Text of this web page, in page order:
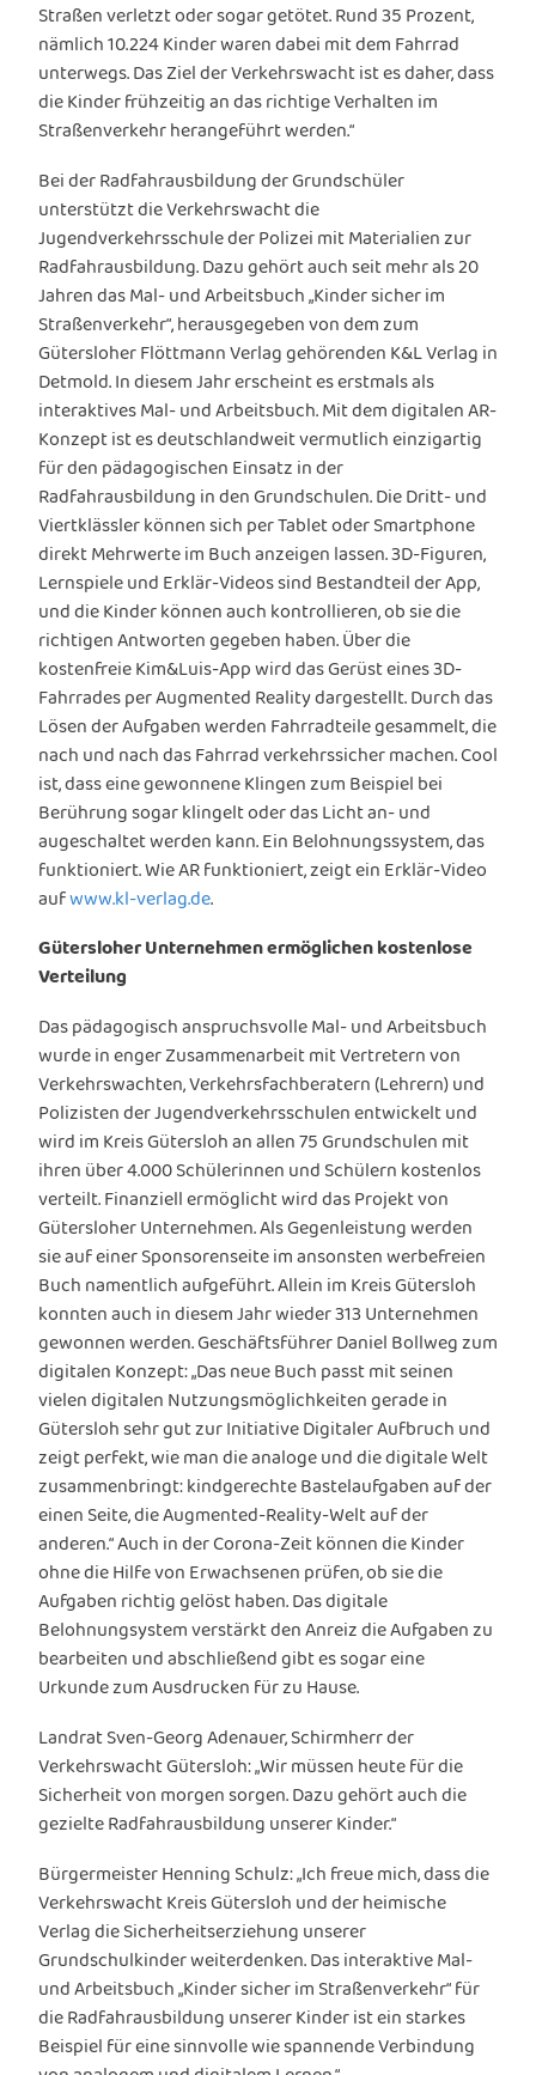
Straßen verletzt oder sogar getötet. Rund 35 Prozent,
nämlich 10.224 Kinder waren dabei mit dem Fahrrad
unterwegs. Das Ziel der Verkehrswacht ist es daher, dass
die Kinder frühzeitig an das richtige Verhalten im
Straßenverkehr herangeführt werden.“
Bei der Radfahrausbildung der Grundschüler
unterstützt die Verkehrswacht die
Jugendverkehrsschule der Polizei mit Materialien zur
Radfahrausbildung. Dazu gehört auch seit mehr als 20
Jahren das Mal- und Arbeitsbuch „Kinder sicher im
Straßenverkehr“, herausgegeben von dem zum
Gütersloher Flöttmann Verlag gehörenden K&L Verlag in
Detmold. In diesem Jahr erscheint es erstmals als
interaktives Mal- und Arbeitsbuch. Mit dem digitalen AR-
Konzept ist es deutschlandweit vermutlich einzigartig
für den pädagogischen Einsatz in der
Radfahrausbildung in den Grundschulen. Die Dritt- und
Viertklässler können sich per Tablet oder Smartphone
direkt Mehrwerte im Buch anzeigen lassen. 3D-Figuren,
Lernspiele und Erklär-Videos sind Bestandteil der App,
und die Kinder können auch kontrollieren, ob sie die
richtigen Antworten gegeben haben. Über die
kostenfreie Kim&Luis-App wird das Gerüst eines 3D-
Fahrrades per Augmented Reality dargestellt. Durch das
Lösen der Aufgaben werden Fahrradteile gesammelt, die
nach und nach das Fahrrad verkehrssicher machen. Cool
ist, dass eine gewonnene Klingen zum Beispiel bei
Berührung sogar klingelt oder das Licht an- und
augeschaltet werden kann. Ein Belohnungssystem, das
funktioniert. Wie AR funktioniert, zeigt ein Erklär-Video
aufwww.kl-verlag.de.
Gütersloher Unternehmen ermöglichen kostenlose
Verteilung
Das pädagogisch anspruchsvolle Mal- und Arbeitsbuch
wurde in enger Zusammenarbeit mit Vertretern von
Verkehrswachten, Verkehrsfachberatern (Lehrern) und
Polizisten der Jugendverkehrsschulen entwickelt und
wird im Kreis Gütersloh an allen 75 Grundschulen mit
ihren über 4.000 Schülerinnen und Schülern kostenlos
verteilt. Finanziell ermöglicht wird das Projekt von
Gütersloher Unternehmen. Als Gegenleistung werden
sie auf einer Sponsorenseite im ansonsten werbefreien
Buch namentlich aufgeführt. Allein im Kreis Gütersloh
konnten auch in diesem Jahr wieder 313 Unternehmen
gewonnen werden. Geschäftsführer Daniel Bollweg zum
digitalen Konzept: „Das neue Buch passt mit seinen
vielen digitalen Nutzungsmöglichkeiten gerade in
Gütersloh sehr gut zur Initiative Digitaler Aufbruch und
zeigt perfekt, wie man die analoge und die digitale Welt
zusammenbringt: kindgerechte Bastelaufgaben auf der
einen Seite, die Augmented-Reality-Welt auf der
anderen.“ Auch in der Corona-Zeit können die Kinder
ohne die Hilfe von Erwachsenen prüfen, ob sie die
Aufgaben richtig gelöst haben. Das digitale
Belohnungsystem verstärkt den Anreiz die Aufgaben zu
bearbeiten und abschließend gibt es sogar eine
Urkunde zum Ausdrucken für zu Hause.
Landrat Sven-Georg Adenauer, Schirmherr der
Verkehrswacht Gütersloh: „Wir müssen heute für die
Sicherheit von morgen sorgen. Dazu gehört auch die
gezielte Radfahrausbildung unserer Kinder.“
Bürgermeister Henning Schulz: „Ich freue mich, dass die
Verkehrswacht Kreis Gütersloh und der heimische
Verlag die Sicherheitserziehung unserer
Grundschulkinder weiterdenken. Das interaktive Mal-
und Arbeitsbuch „Kinder sicher im Straßenverkehr“ für
die Radfahrausbildung unserer Kinder ist ein starkes
Beispiel für eine sinnvolle wie spannende Verbindung